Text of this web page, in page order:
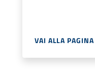
VAI ALLA PAGINA